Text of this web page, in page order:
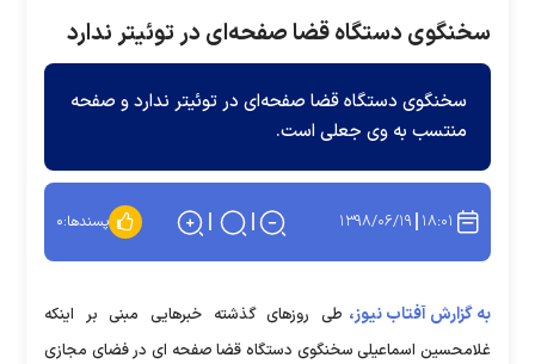
سخنگوی دستگاه قضا صفحه‌ای در توئیتر ندارد
سخنگوی دستگاه قضا صفحه‌ای در توئیتر ندارد و صفحه
منتسب به وی جعلی است.
۱۸:۰۱ ۱۳۹۸/۰۶/۱۹ پسندها:۰
به گزارش آفتاب نیوز، طی روزهای گذشته خبرهایی مبنی بر اینکه
غلامحسین اسماعیلی سخنگوی دستگاه قضا صفحه ای در فضای مجازی